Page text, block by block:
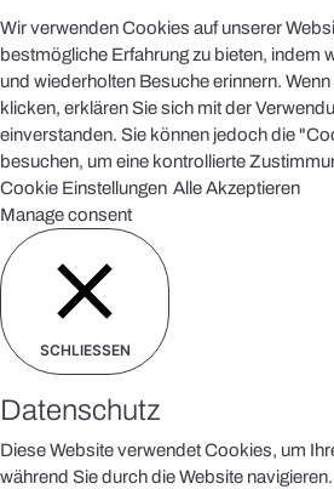
Wir verwenden Cookies auf unserer
bestmögliche Erfahrung zu bieten, indem
und wiederholten Besuche erinnern.
klicken, erklären Sie sich mit der
einverstanden. Sie können jedoch die
besuchen, um eine kontrollierte
Cookie Einstellungen Alle Akzeptieren
Manage consent
SCHLIESSEN
Datenschutz
Diese Website verwendet Cookies, um
während Sie durch die Website